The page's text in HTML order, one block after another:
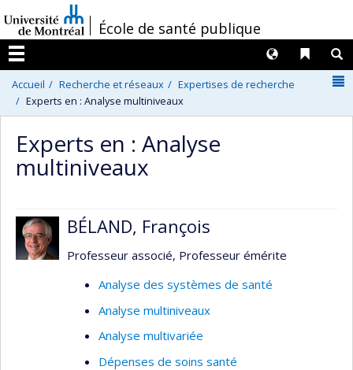
au
contenu
/École de santé publique
Menu
Liens
Langues
Accueil Recherche et réseaux
Expertises de recherche
Experts en : Analyse multiniveaux
Experts en : Analyse
multiniveaux
BÉLAND, François
Professeur associé, Professeur émérite
Analyse des systèmes de santé
Analyse multiniveaux
Analyse multivariée
Dépenses de soins santé